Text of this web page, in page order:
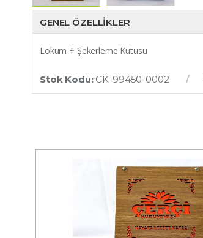
GENEL ÖZELLIKLER
Lokum + Şekerleme Kutusu
Stok Kodu: CK-99450-0002